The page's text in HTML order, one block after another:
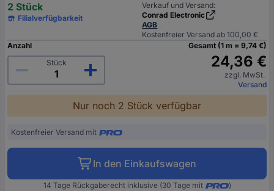
2 Stück
Filialverfügbarkeit
Verkauf und Versand:
Conrad Electronic
AGB
Kostenfreier Versand ab 100,00 €
Anzahl
Stück
Gesamt (1 m = 9,74 €)
24,36 €
zzgl. MwSt.
Versand
Nur noch 2 Stück verfügbar
Kostenfreier Versand mit
In den Einkaufswagen
14 Tage Rückgaberecht inklusive (30 Tage mit )